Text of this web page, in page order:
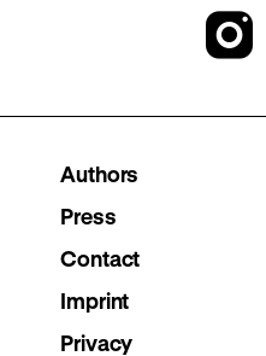
Authors
Press
Contact
Imprint
Privacy